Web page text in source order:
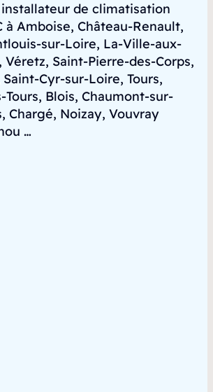
de climatisation
à Amboise, Château-Renault,
sur-Loire, La-Ville-aux-
Véretz, Saint-Pierre-des-Corps,
Cyr-sur-Loire, Tours,
Tours, Blois, Chaumont-sur-
Chargé, Noizay, Vouvray
…